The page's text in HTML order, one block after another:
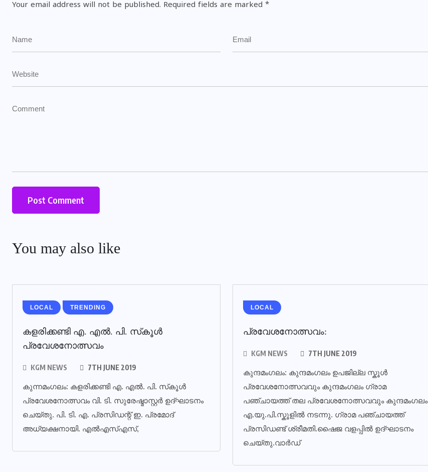
Your email address will not be published. Required fields are marked *
You may also like
LOCAL TRENDING
കളരിക്കണ്ടി എ. എല്‍. പി. സ്‌കൂള്‍
പ്രവേശനോത്സവം
KGM NEWS 7TH JUNE 2019
കുന്നമംഗലം: കളരിക്കണ്ടി എ. എല്‍. പി. സ്‌കൂള്‍
പ്രവേശനോത്സവം വി. ടി. സുരേഷ്മാസ്റ്റര്‍ ഉദ്ഘാടനം
ചെയ്തു. പി. ടി. എ. പ്രസിഡന്റ് ഇ. പ്രമോദ്
അധ്യക്ഷനായി. എല്‍എസ്എസ്,
LOCAL
പ്രവേശനോത്സവം:
KGM NEWS 7TH JUNE 2019
കുന്ദമംഗലം: കുന്ദമംഗലം ഉപജില്ല സ്കൂൾ
പ്രവേശനോത്സവവും കുന്ദമംഗലം ഗ്രാമ
പഞ്ചായത്ത് തല പ്രവേശനോത്സവവും കുന്ദമംഗലം
എ.യു.പി.സ്കൂളിൽ നടന്നു. ഗ്രാമ പഞ്ചായത്ത്
പ്രസിഡണ്ട് ശ്രീമതി.ഷൈജ വളപ്പിൽ ഉദ്ഘാടനം
ചെയ്തു.വാർഡ്